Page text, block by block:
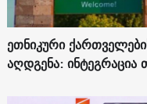
ეთნიკური
აღდგენა: ინტეგრაცია